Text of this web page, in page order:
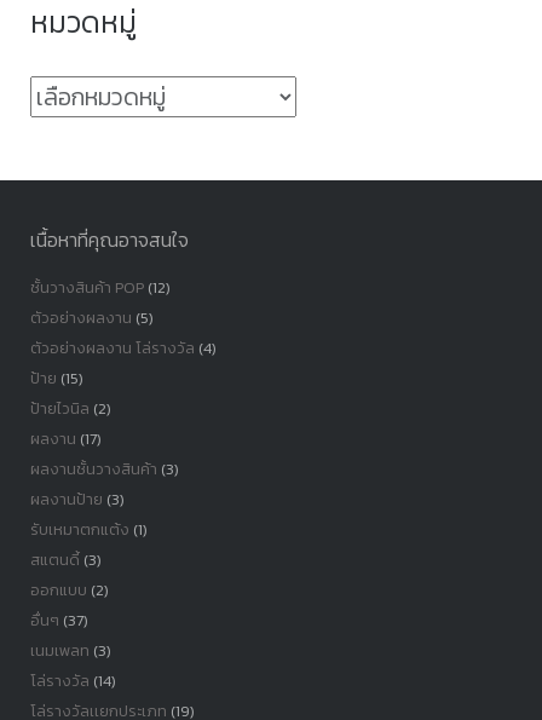
หมวดหมู่
หมวด
เนื้อหาที่คุณอาจสนใจ
ชั้นวางสินค้า POP(12)
ตัวอย่างผลงาน (5)
ตัวอย่างผลงาน โล่รางวัล (4)
ป้าย (15)
ป้ายไวนิล (2)
ผลงาน (17)
ผลงานชั้นวางสินค้า (3)
ผลงานป้าย (3)
รับเหมาตกแต้ง (1)
สแตนดี้(3)
ออกแบบ (2)
อื่นๆ (37)
เนมเพลท (3)
โล่รางวัล (14)
โล่รางวัลเเยกประเภท (19)